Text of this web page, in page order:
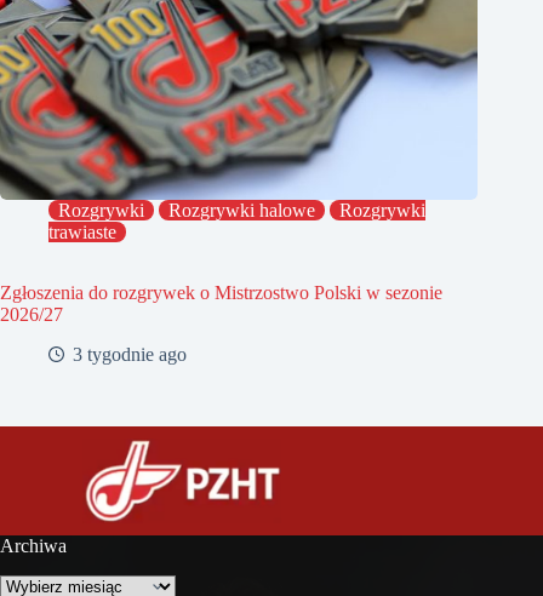
Rozgrywki Rozgrywki halowe
Rozgrywki
trawiaste
Zgłoszenia do rozgrywek o Mistrzostwo Polski w sezonie
2026/27
3 tygodnie ago
Archiwa
Archiwa